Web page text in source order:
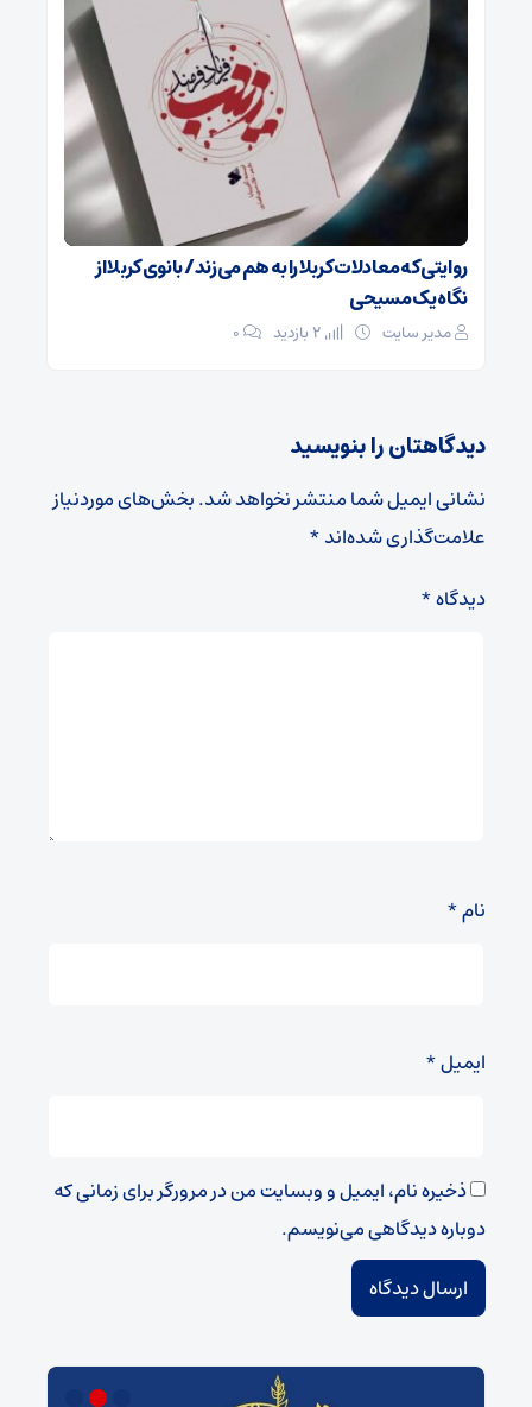
روایتی که معادلات کربلا را به هم می‌زند/ بانوی کربلا از
نگاه یک مسیحی
مدیر سایت ۰
دیدگاهتان را بنویسید
نشانی ایمیل شما منتشر نخواهد شد.بخش‌های موردنیاز
علامت‌گذاری شده‌اند*
دیدگاه*
نام*
ایمیل*
ذخیره نام، ایمیل و وبسایت من در مرورگر برای زمانی که
دوباره دیدگاهی می‌نویسم.